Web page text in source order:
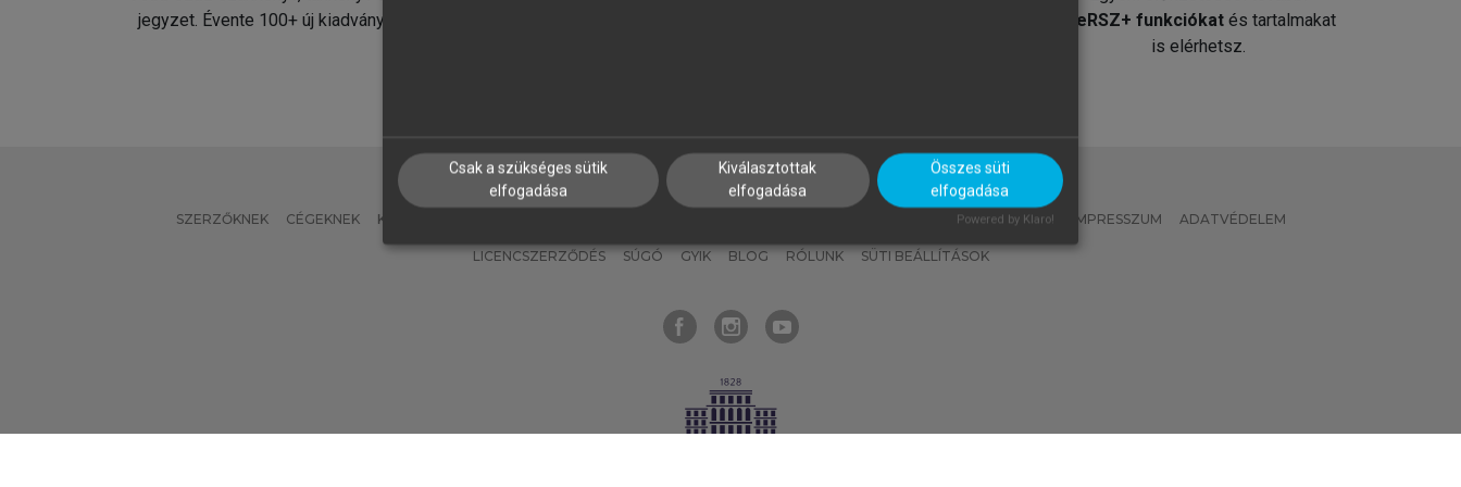
jegyzet. Évente 100+ új kiadvány.
MeRSZ+ funkciókat és tartalmakat
is elérhetsz.
SZERZŐKNEK CÉGEKNEK KÖNYVTÁROSOKNAK MI – ÁLTALÁNOS IRÁNYELVEK IMPRESSZUM ADATVÉDELEM
LICENCSZERZŐDÉS SÚGÓ GYIK BLOG RÓLUNK SÜTI BEÁLLÍTÁSOK
Csak a szükséges sütik
elfogadása
Kiválasztottak
elfogadása
Összes süti
elfogadása
Powered by Klaro!